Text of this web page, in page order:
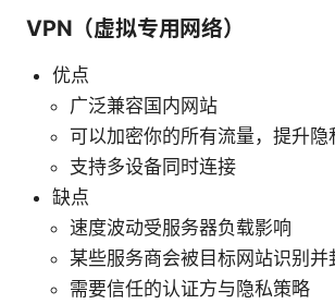
VPN（虚拟专用网络）
优点
广泛兼容国内网站
可以加密你的所有流量，提升隐
支持多设备同时连接
缺点
速度波动受服务器负载影响
某些服务商会被目标网站识别并
需要信任的认证方与隐私策略